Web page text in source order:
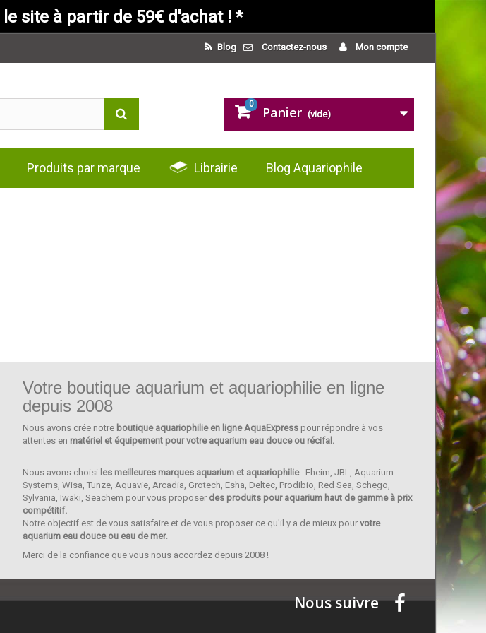
le site à partir de 59€ d'achat ! *
Mon compte
Contactez-nous
Blog
Panier
0
(vide)
Produits par marque Librairie Blog Aquariophile
HOBBY EHEIM AQUAVIE
GENESIS
AQUATICS
Votre boutique aquarium et aquariophilie en ligne
depuis 2008
Nous avons crée notre boutique aquariophilie en ligne AquaExpress pour répondre à vos
attentes en matériel et équipement pour votre aquarium eau douce ou récifal.
Nous avons choisi les meilleures marques aquarium et aquariophilie: Eheim, JBL, Aquarium
Systems, Wisa, Tunze, Aquavie, Arcadia, Grotech, Esha, Deltec, Prodibio, Red Sea, Schego,
Sylvania, Iwaki, Seachem pour vous proposer des produits pour aquarium haut de gamme à prix
compétitif.
Notre objectif est de vous satisfaire et de vous proposer ce qu'il y a de mieux pour votre
aquarium eau douce ou eau de mer.
Merci de la confiance que vous nous accordez depuis 2008 !
Nous suivre